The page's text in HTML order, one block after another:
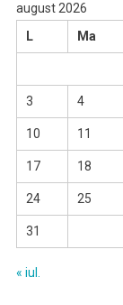
august 2026
L
Ma
3 4
10 11
17 18
24 25
31
« iul.